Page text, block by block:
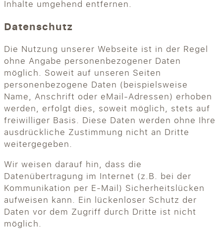
Inhalte umgehend entfernen.
Datenschutz
Die Nutzung unserer Webseite ist in der Regel
ohne Angabe personenbezogener Daten
möglich. Soweit auf unseren Seiten
personenbezogene Daten (beispielsweise
Name, Anschrift oder eMail-Adressen) erhoben
werden, erfolgt dies, soweit möglich, stets auf
freiwilliger Basis. Diese Daten werden ohne Ihre
ausdrückliche Zustimmung nicht an Dritte
weitergegeben.
Wir weisen darauf hin, dass die
Datenübertragung im Internet (z.B. bei der
Kommunikation per E-Mail) Sicherheitslücken
aufweisen kann. Ein lückenloser Schutz der
Daten vor dem Zugriff durch Dritte ist nicht
möglich.